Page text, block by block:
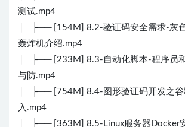
测试.mp4
│ ├── [154M] 8.2-验证码安全需求-灰
轰炸机介绍.mp4
│ ├── [233M] 8.3-自动化脚本-程序员
与防.mp4
│ ├── [754M] 8.4-图形验证码开发之谷
入.mp4
│ ├── [363M] 8.5-Linux服务器Docker